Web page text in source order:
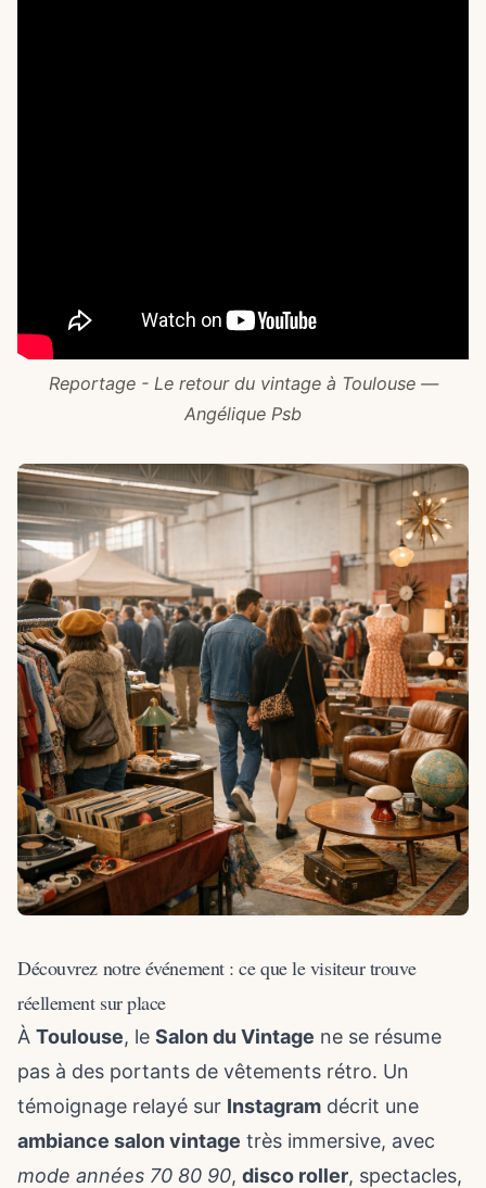
Reportage - Le retour du vintage à Toulouse —
Angélique Psb
Découvrez notre événement : ce que le visiteur trouve
réellement sur place
À Toulouse, le Salon du Vintage ne se résume
pas à des portants de vêtements rétro. Un
témoignage relayé sur Instagram décrit une
ambiance salon vintage très immersive, avec
mode années 70 80 90, disco roller, spectacles,